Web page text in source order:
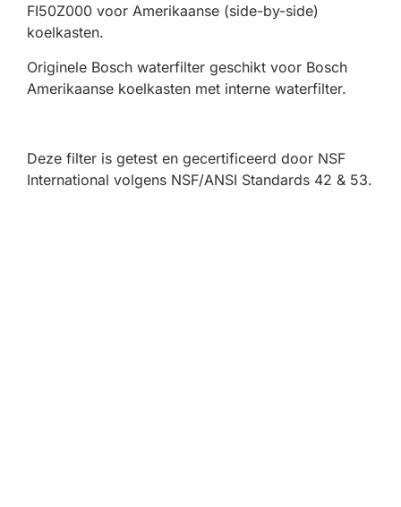
FI50Z000 voor Amerikaanse (side-by-side)
koelkasten.
Originele Bosch waterfilter geschikt voor Bosch
Amerikaanse koelkasten met interne waterfilter.
Deze filter is getest en gecertificeerd door NSF
International volgens NSF/ANSI Standards 42 & 53.